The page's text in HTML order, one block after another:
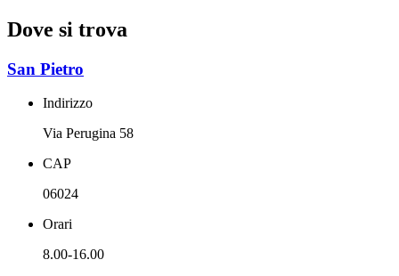
Dove si trova
San Pietro
Indirizzo
Via Perugina 58
CAP
06024
Orari
8.00-16.00